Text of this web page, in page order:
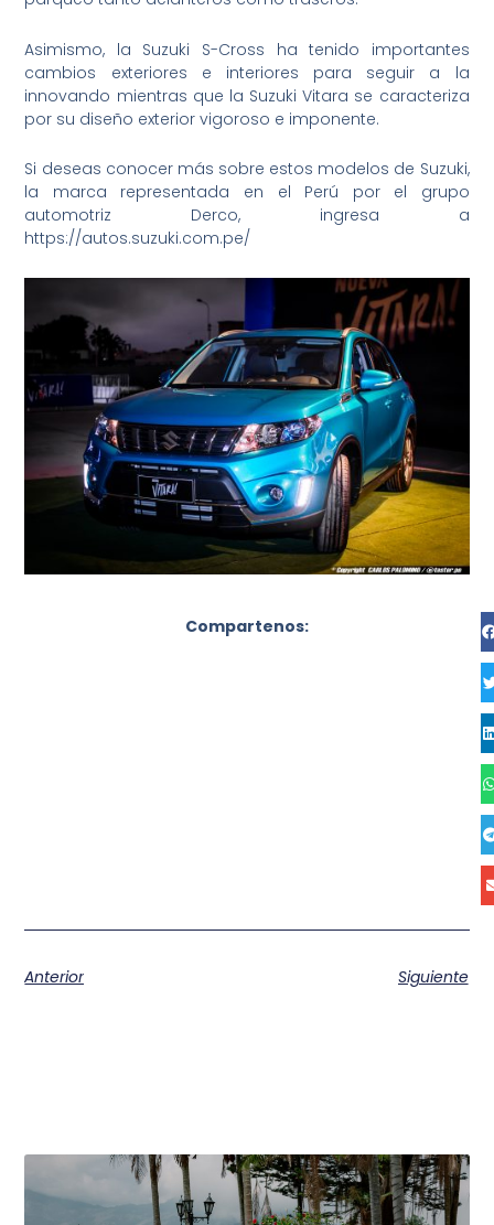
Asimismo, la Suzuki S-Cross ha tenido importantes
cambios exteriores e interiores para seguir a la
innovando mientras que la Suzuki Vitara se caracteriza
por su diseño exterior vigoroso e imponente.
Si deseas conocer más sobre estos modelos de Suzuki,
la marca representada en el Perú por el grupo
automotriz Derco, ingresa a
https://autos.suzuki.com.pe/
Compartenos:
Anterior Siguiente